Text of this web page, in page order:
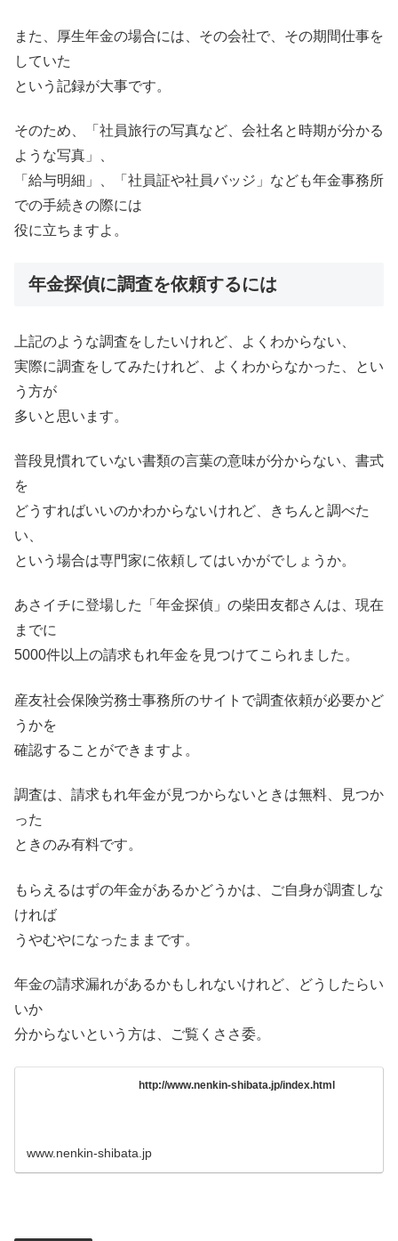
また、厚生年金の場合には、その会社で、その期間仕事を
していた
という記録が大事です。
そのため、「社員旅行の写真など、会社名と時期が分かる
ような写真」、
「給与明細」、「社員証や社員バッジ」なども年金事務所
での手続きの際には
役に立ちますよ。
年金探偵に調査を依頼するには
上記のような調査をしたいけれど、よくわからない、
実際に調査をしてみたけれど、よくわからなかった、とい
う方が
多いと思います。
普段見慣れていない書類の言葉の意味が分からない、書式
を
どうすればいいのかわからないけれど、きちんと調べた
い、
という場合は専門家に依頼してはいかがでしょうか。
あさイチに登場した「年金探偵」の柴田友都さんは、現在
までに
5000件以上の請求もれ年金を見つけてこられました。
産友社会保険労務士事務所のサイトで調査依頼が必要かど
うかを
確認することができますよ。
調査は、請求もれ年金が見つからないときは無料、見つか
った
ときのみ有料です。
もらえるはずの年金があるかどうかは、ご自身が調査しな
ければ
うやむやになったままです。
年金の請求漏れがあるかもしれないけれど、どうしたらい
いか
分からないという方は、ご覧くささ委。
http://www.nenkin-shibata.jp/index.html
www.nenkin-shibata.jp